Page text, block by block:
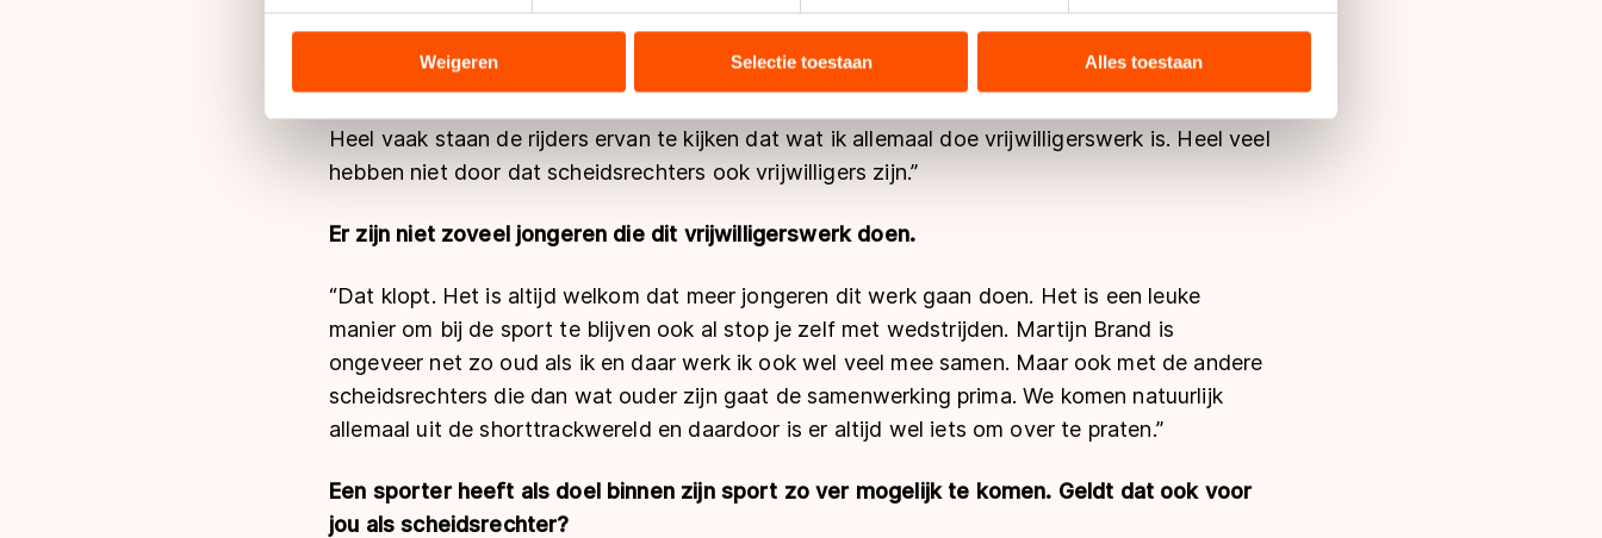
analyseren. We delen informatie over uw gebruik van onze site met onze partners voor social media, advertenties en
analyse. Zij kunnen deze combineren met andere gegevens die u aan hen heeft verstrekt of die zij hebben verzameld via
hun services. Sommige partners kunnen gegevens doorgeven aan landen buiten de EU, zoals de VS, waar mogelijk geen
adequaat beschermingsniveau geldt volgens de GDPR. Door op ‘Toestaan’ te klikken, stemt u in met deze overdracht.
Meer informatie vindt u in onscookiebeleid .
Weigeren Selectie toestaan Alles toestaan
Je komt uit de sport. Jij kent de rijders en zij kennen jou. Hoe vinden zij het dat jij nu in die
scheidsrechtersrol op het ijs staat?
Heel vaak staan de rijders ervan te kijken dat wat ik allemaal doe vrijwilligerswerk is. Heel veel
hebben niet door dat scheidsrechters ook vrijwilligers zijn.”
Er zijn niet zoveel jongeren die dit vrijwilligerswerk doen.
“Dat klopt. Het is altijd welkom dat meer jongeren dit werk gaan doen. Het is een leuke
manier om bij de sport te blijven ook al stop je zelf met wedstrijden. Martijn Brand is
ongeveer net zo oud als ik en daar werk ik ook wel veel mee samen. Maar ook met de andere
scheidsrechters die dan wat ouder zijn gaat de samenwerking prima. We komen natuurlijk
allemaal uit de shorttrackwereld en daardoor is er altijd wel iets om over te praten.”
Een sporter heeft als doel binnen zijn sport zo ver mogelijk te komen. Geldt dat ook voor
jou als scheidsrechter?